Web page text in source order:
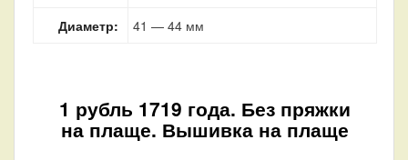
Диаметр:
41 — 44 мм
1 рубль 1719 года. Без пряжки
на плаще. Вышивка на плаще